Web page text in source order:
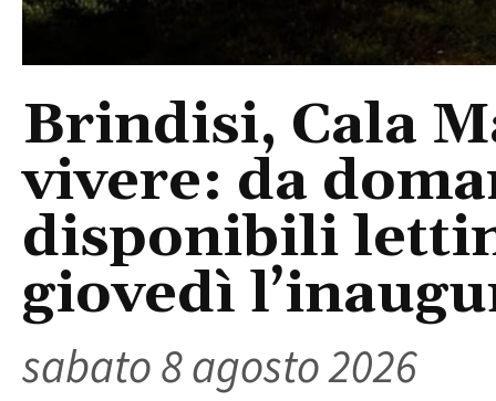
Brindisi, Cala
vivere: da
disponibili
giovedì
sabato 8 agosto 2026